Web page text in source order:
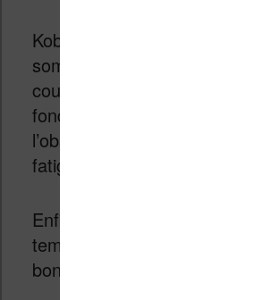
Kobo a également ajouté un
sombre qui permet d’inversion
couleurs et de passer en
fond noir – c’est intéressant
l’obscurité puisque cela
fatiguer les yeux.
Enfin, l’éclairage propose un
température de la couleur
bon filtrage de la lumière bleue.